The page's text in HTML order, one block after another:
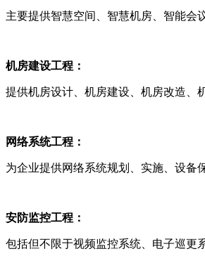
主要提供智慧空间、智慧机房、智能会
机房建设工程：
提供机房设计、机房建设、机房改造、
网络系统工程：
为企业提供网络系统规划、实施、设备
安防监控工程：
包括但不限于视频监控系统、电子巡更